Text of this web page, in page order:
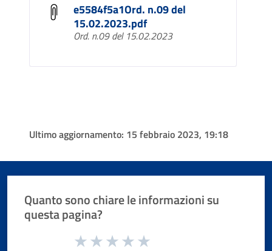
e5584f5a1Ord. n.09 del
15.02.2023.pdf
Ord. n.09 del 15.02.2023
Ultimo aggiornamento: 15 febbraio 2023, 19:18
Quanto sono chiare le informazioni su
questa pagina?
Valuta da 1 a 5 stelle la pagina